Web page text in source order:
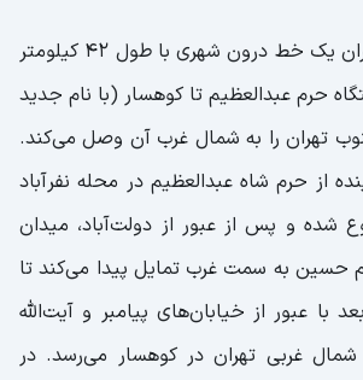
خط شش متروی تهران یک خط درون شهری با طول 42 کیلومتر
حرم عبدالعظیم تا کوهسار (با نام جدید
تهران را به شمال غرب آن وصل می‌کند.
از حرم شاه عبدالعظیم در محله نفرآباد
و پس از عبور از دولت‌آباد، میدان
حسین به سمت غرب تمایل پیدا می‌کند تا
با عبور از خیابان‌های پیامبر و آیت‌الله
غربی تهران در کوهسار می‌رسد. در